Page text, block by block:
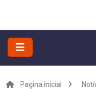
Pagina inicial